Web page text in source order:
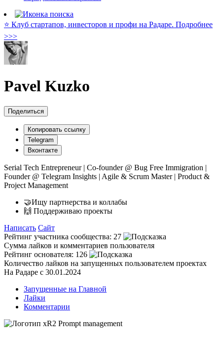
⭐️ Клуб стартапов, инвесторов и профи на Радаре. Подробнее
>>>
Pavel Kuzko
Поделиться
Копировать ссылку
Telegram
Вконтакте
Serial Tech Entrepreneur | Co-founder @ Bug Free Immigration |
Founder @ Telegram Insights | Agile & Scrum Master | Product &
Project Management
🤝Ищу партнерства и коллабы
🙌 Поддерживаю проекты
Написать Сайт
Рейтинг участника сообщества: 27
Сумма лайков и комментариев пользователя
Рейтинг основателя: 126
Количество лайков на запущенных пользователем проектах
На Радаре с 30.01.2024
Запущенные на Главной
Лайки
Комментарии